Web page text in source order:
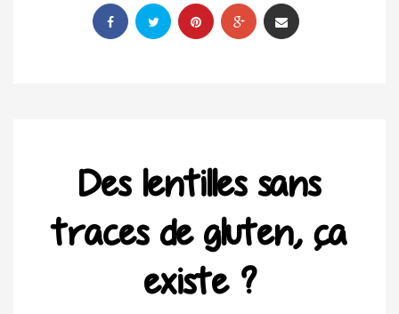
Des lentilles sans
traces de gluten, ça
existe ?